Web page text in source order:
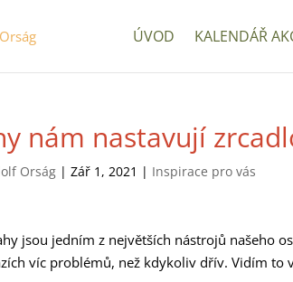
ÚVOD KALENDÁŘ
nám nastavují
Orság |Zář 1, 2021 | Inspirace pro vás
jsou jedním z největších nástrojů našeho
víc problémů, než kdykoliv dřív. Vidím to